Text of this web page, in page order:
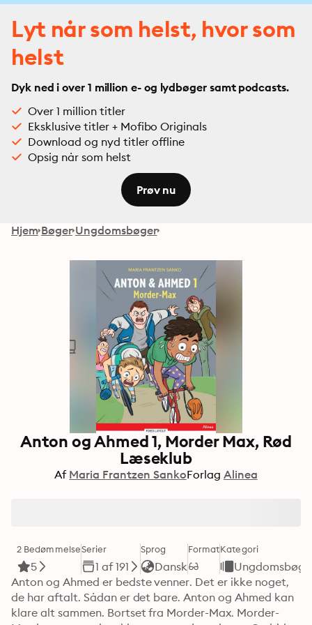
Lyt når som helst, hvor som
helst
Dyk ned i over 1 million e- og lydbøger samt podcasts.
Over 1 million titler
Eksklusive titler + Mofibo Originals
Download og nyd titler offline
Opsig når som helst
Prøv nu
Hjem Bøger Ungdomsbøger
Anton og Ahmed 1, Morder Max, Rød
Læseklub
Af Maria Frantzen SankoForlag Alinea
2 Bedømmelse
5
Serier
1 af 191
Sprog
Dansk
FormatKategori
Anton og Ahmed er bedste venner. Det er ikke noget,
de har aftalt. Sådan er det bare. Anton og Ahmed kan
klare alt sammen. Bortset fra Morder-Max. Morder-